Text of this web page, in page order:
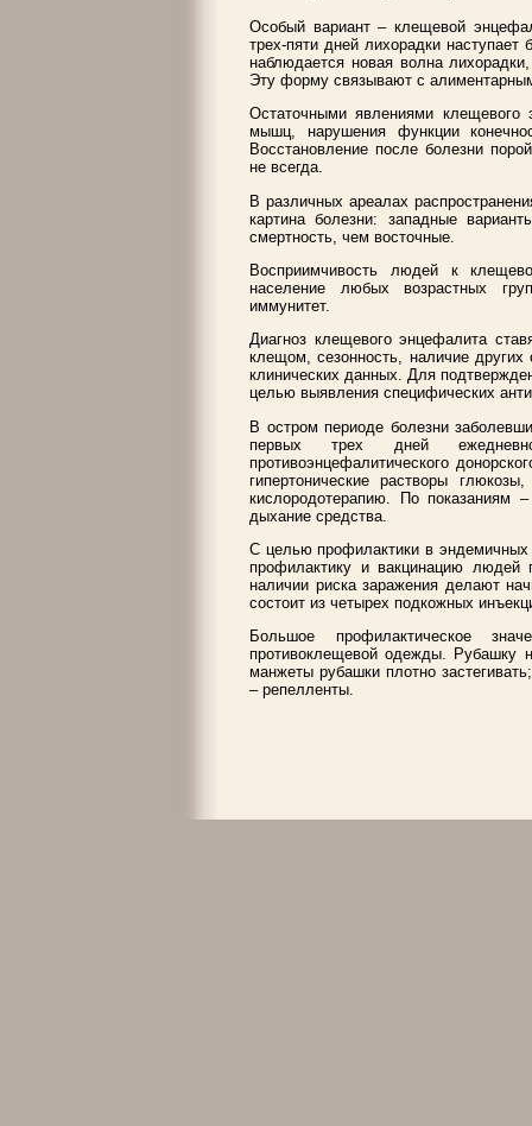
Особый вариант – клещевой
трех-пяти дней лихорадки
наблюдается новая волна
Эту форму связывают с
Остаточными явлениями
мышц, нарушения функции
Восстановление после болезни
не всегда.
В различных ареалах
картина болезни: западные
смертность, чем восточные.
Восприимчивость людей к
население любых возрастных
иммунитет.
Диагноз клещевого энцефалита
клещом, сезонность, наличие
клинических данных. Для
целью выявления специфических
В остром периоде болезни
первых трех дней
противоэнцефалитического
гипертонические растворы
кислородотерапию. По показаниям
дыхание средства.
С целью профилактики в эндемичных
профилактику и вакцинацию людей
наличии риска заражения делают
состоит из четырех подкожных
Большое профилактическое
противоклещевой одежды. Рубашку
манжеты рубашки плотно
– репелленты.